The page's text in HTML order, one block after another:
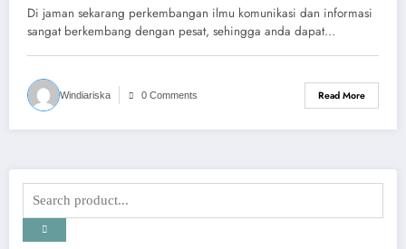
Di jaman sekarang perkembangan ilmu komunikasi dan informasi
sangat berkembang dengan pesat, sehingga anda dapat…
Windiariska 0 Comments Read More